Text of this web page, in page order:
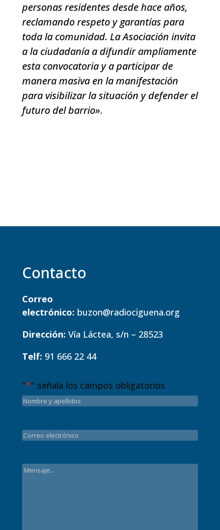
personas residentes desde hace años,
reclamando respeto y garantías para
toda la comunidad. La Asociación invita
a la ciudadanía a difundir ampliamente
esta convocatoria y a participar de
manera masiva en la manifestación
para visibilizar la situación y defender el
futuro del barrio».
Contacto
Correo
electrónico: buzon@radiociguena.org
Dirección: Vía Láctea, s/n – 28523
Telf: 91 666 22 44
"*" señala los campos obligatorios